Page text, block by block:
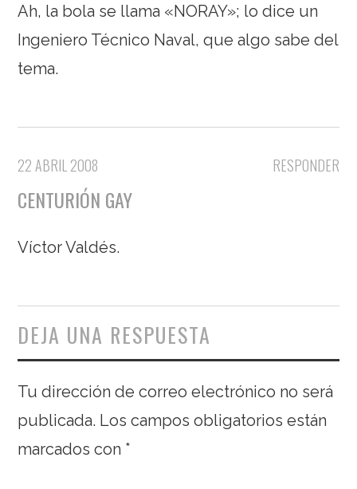
Ah, la bola se llama «NORAY»; lo dice un
Ingeniero Técnico Naval, que algo sabe del
tema.
RESPONDER
22 ABRIL 2008
CENTURIÓN GAY
Víctor Valdés.
DEJA UNA RESPUESTA
Tu dirección de correo electrónico no será
publicada. Los campos obligatorios están
marcados con *